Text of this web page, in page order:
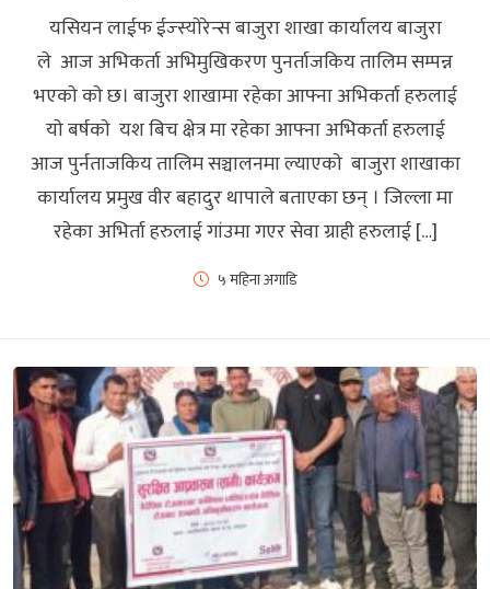
यसियन लाईफ ईज्स्याेरेन्स बाजुरा शाखा कार्यालय बाजुरा
ले आज अभिकर्ता अभिमुखिकरण पुनर्ताजकिय तालिम सम्पन्न
भएकाे काे छ। बाजुरा शाखामा रहेका आफ्ना अभिकर्ता हरुलाई
याे बर्षकाे यश बिच क्षेत्र मा रहेका आफ्ना अभिकर्ता हरुलाई
आज पुर्नताजकिय तालिम सञ्चालनमा ल्याएकाे बाजुरा शाखाका
कार्यालय प्रमुख वीर बहादुर थापाले बताएका छन् । जिल्ला मा
रहेका अभिर्ता हरुलाई गांउमा गएर सेवा ग्राही हरुलाई […]
५ महिना अगाडि